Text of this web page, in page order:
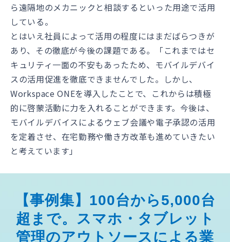
ら遠隔地のメカニックと相談するといった用途で活用
している。
とはいえ社員によって活用の程度にはまだばらつきが
あり、その徹底が今後の課題である。「これまではセ
キュリティ一面の不安もあったため、モバイルデバイ
スの活用促進を徹底できませんでした。しかし、
Workspace ONEを導入したことで、これからは積極
的に啓蒙活動に力を入れることができます。今後は、
モバイルデバイスによるウェブ会議や電子承認の活用
を定着させ、在宅勤務や働き方改革も進めていきたい
と考えています」
【事例集】100台から5,000台
超まで。スマホ・タブレット
管理のアウトソースによる業